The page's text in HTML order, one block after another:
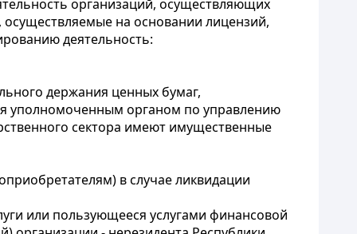
организаций, осуществляющих
на основании лицензий,
деятельность:
держания ценных бумаг,
уполномоченным органом по управлению
сектора имеют имущественные
в случае ликвидации
или пользующееся услугами финансовой